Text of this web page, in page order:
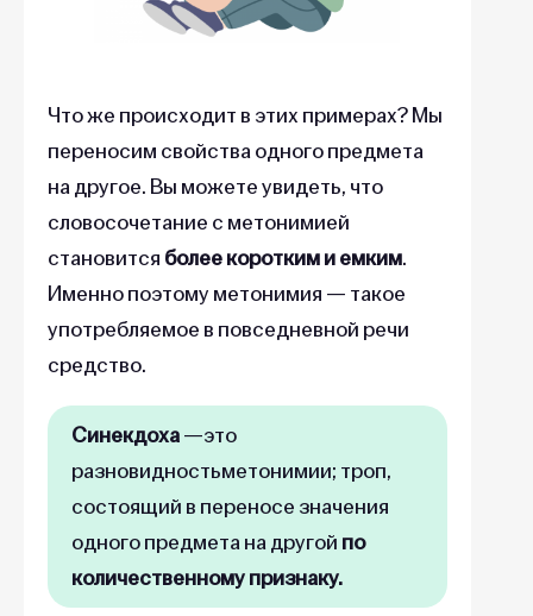
Что же происходит в этих примерах? Мы
переносим свойства одного предмета
на другое. Вы можете увидеть, что
словосочетание с метонимией
становится более коротким и емким.
Именно поэтому метонимия — такое
употребляемое в повседневной речи
средство.
Синекдоха—это
разновидностьметонимии; троп,
состоящий в переносе значения
одного предмета на другой по
количественному признаку.